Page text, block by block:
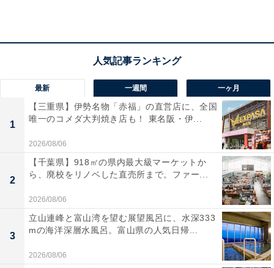
「湯遊びひろば ふくずみ温泉」の口コミは？
「湯遊びひろば ふくずみ温泉」には以下のような口コミ
最新 一週間 一ヶ月
1
【三重県】伊勢名物「赤福」の直営店に、全国
唯一のコメダ大判焼き店も！ 東名阪・伊...
2026/08/06
2
【千葉県】918㎡の県内最大級マーケットか
ら、廃校をリノベした直売所まで。ファー...
2026/08/06
3
立山連峰と富山湾を望む展望風呂に、水深333
mの海洋深層水風呂。富山県の人気日帰...
2026/08/06